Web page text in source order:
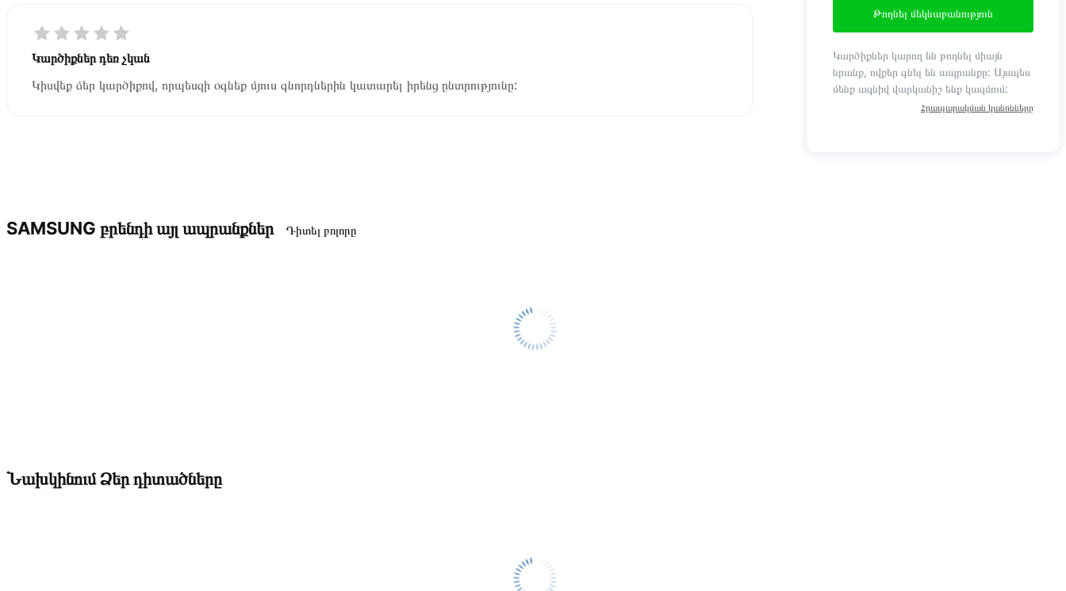
Կարծիքներ դեռ չկան
Կիսվեք ձեր կարծիքով, որպեսզի օգնեք մյուս գնորդներին կատարել իրենց ընտրությունը:
Թողնել մեկնաբանություն
Կարծիքներ կարող են թողնել միայն
նրանք, ովքեր գնել են ապրանքը: Այսպես
մենք ազնիվ վարկանիշ ենք կազմում:
Հրապարակման կանոնները
SAMSUNG բրենդի այլ ապրանքներ Դիտել բոլորը
Նախկինում Ձեր դիտածները